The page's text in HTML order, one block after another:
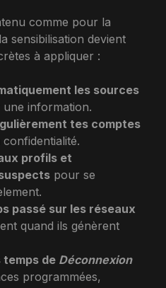
comme pour la
sensibilisation devient
à appliquer :
les sources
information.
tes comptes
profils et
pour se
passé sur les réseaux
quand ils génèrent
temps de Déconnexion
programmées,